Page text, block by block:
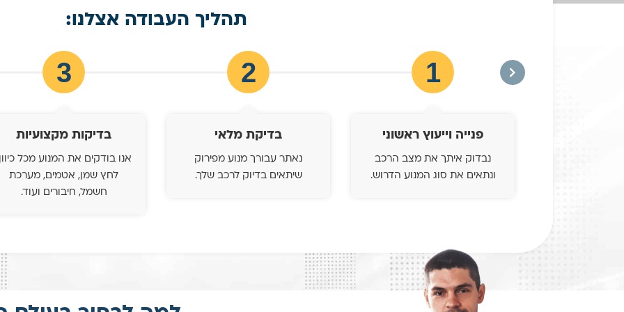
תהליך העבודה אצלנו:
1
2
3
פנייה וייעוץ ראשוני
נבדוק איתך את מצב הרכב
ונתאים את סוג המנוע הדרוש.
בדיקת מלאי
נאתר עבורך מנוע מפירוק
שיתאים בדיוק לרכב שלך.
בדיקות מקצועיות
אנו בודקים את המנוע מכל
לחץ שמן, אטמים, מערכת
חשמל, חיבורים ועוד.